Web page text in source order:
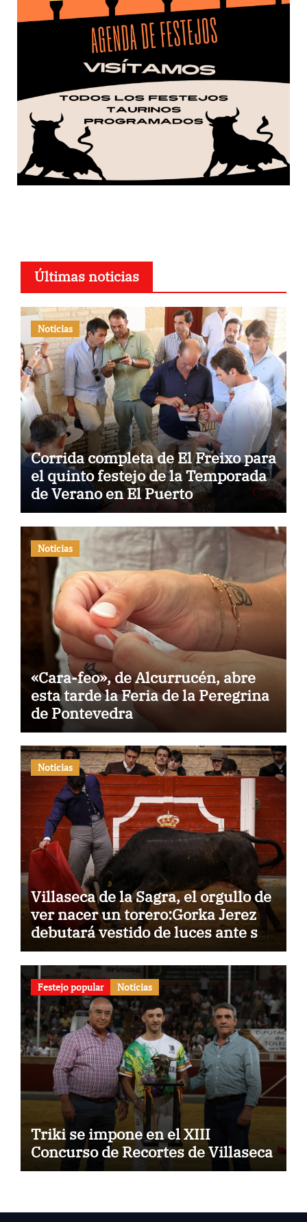
Últimas noticias
Noticias
Corrida completa de El Freixo para
el quinto festejo de la Temporada
de Verano en El Puerto
Noticias
«Cara-feo», de Alcurrucén, abre
esta tarde la Feria de la Peregrina
de Pontevedra
Noticias
Villaseca de la Sagra, el orgullo de
ver nacer un torero:Gorka Jerez
debutará vestido de luces ante su
pueblo
Festejo popular Noticias
Triki se impone en el XIII
Concurso de Recortes de Villaseca